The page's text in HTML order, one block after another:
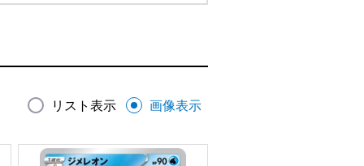
リスト表示 画像表示